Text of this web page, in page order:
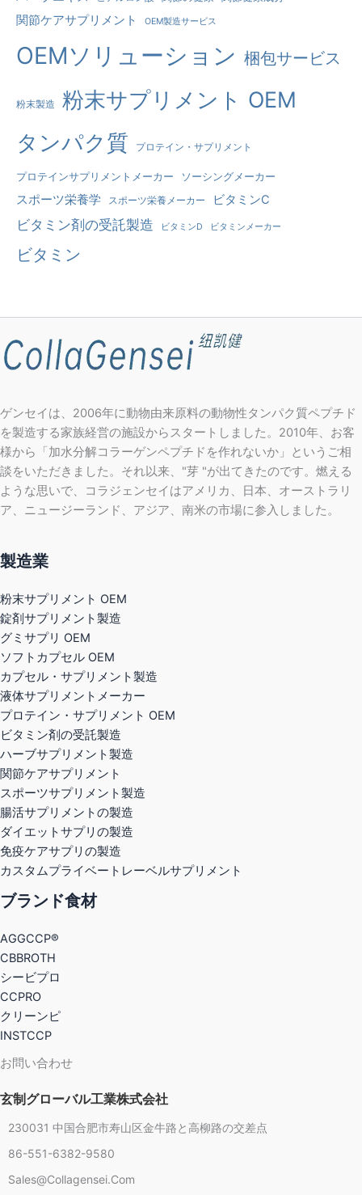
関節ケアサプリメント OEM製造サービス
OEMソリューション 梱包サービス
粉末製造 粉末サプリメント OEM
タンパク質 プロテイン・サプリメント
プロテインサプリメントメーカー ソーシングメーカー
スポーツ栄養学 スポーツ栄養メーカー ビタミンC
ビタミン剤の受託製造 ビタミンD ビタミンメーカー
ビタミン
ゲンセイは、2006年に動物由来原料の動物性タンパク質ペプチド
を製造する家族経営の施設からスタートしました。2010年、お客
様から「加水分解コラーゲンペプチドを作れないか」というご相
談をいただきました。それ以来、"芽 "が出てきたのです。燃える
ような思いで、コラジェンセイはアメリカ、日本、オーストラリ
ア、ニュージーランド、アジア、南米の市場に参入しました。
製造業
粉末サプリメント OEM
錠剤サプリメント製造
グミサプリ OEM
ソフトカプセル OEM
カプセル・サプリメント製造
液体サプリメントメーカー
プロテイン・サプリメント OEM
ビタミン剤の受託製造
ハーブサプリメント製造
関節ケアサプリメント
スポーツサプリメント製造
腸活サプリメントの製造
ダイエットサプリの製造
免疫ケアサプリの製造
カスタムプライベートレーベルサプリメント
ブランド食材
AGGCCP®
CBBROTH
シービプロ
CCPRO
クリーンピ
INSTCCP
お問い合わせ
玄制グローバル工業株式会社
230031 中国合肥市寿山区金牛路と高柳路の交差点
86-551-6382-9580
Sales@collagensei.com